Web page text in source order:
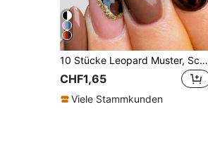
10 Stücke Leopard Muster, Schlangenhaut, Sternenhimmel Muster Nagelkunst Aufkleber, DIY Nageldekoration Nägel Nagelzubehör
CHF1,65
Viele Stammkunden